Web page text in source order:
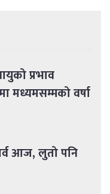
प्रभाव
मध्यमसम्मको वर्षा
आज, लुतो पनि